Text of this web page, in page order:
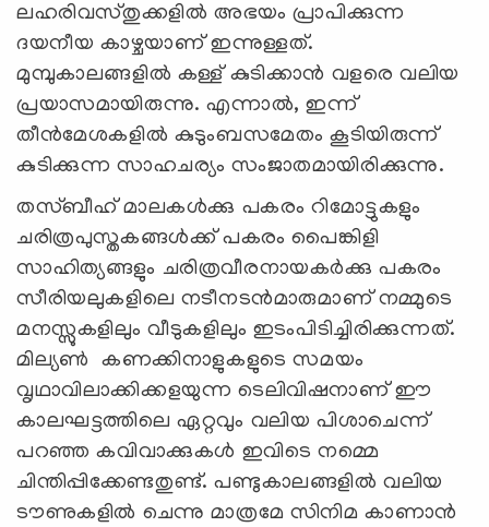
ലഹരിവസ്തുക്കളില്‍ അഭയം പ്രാപിക്കുന്ന
ദയനീയ കാഴ്ചയാണ് ഇന്നുള്ളത്.
മുമ്പുകാലങ്ങളില്‍ കള്ള് കുടിക്കാന്‍ വളരെ വലിയ
പ്രയാസമായിരുന്നു. എന്നാല്‍, ഇന്ന്
തീന്‍മേശകളില്‍ കുടുംബസമേതം കൂടിയിരുന്ന്
കുടിക്കുന്ന സാഹചര്യം സംജാതമായിരിക്കുന്നു.
തസ്ബീഹ് മാലകള്‍ക്കു പകരം റിമോട്ടുകളും
ചരിത്രപുസ്തകങ്ങള്‍ക്ക് പകരം പൈങ്കിളി
സാഹിത്യങ്ങളും ചരിത്രവീരനായകര്‍ക്കു പകരം
സീരിയലുകളിലെ നടീനടന്‍മാരുമാണ് നമ്മുടെ
മനസ്സുകളിലും വീടുകളിലും ഇടംപിടിച്ചിരിക്കുന്നത്.
മില്യണ്‍ കണക്കിനാളുകളുടെ സമയം
വൃഥാവിലാക്കിക്കളയുന്ന ടെലിവിഷനാണ് ഈ
കാലഘട്ടത്തിലെ ഏറ്റവും വലിയ പിശാചെന്ന്
പറഞ്ഞ കവിവാക്കുകള്‍ ഇവിടെ നമ്മെ
ചിന്തിപ്പിക്കേണ്ടതുണ്ട്. പണ്ടുകാലങ്ങളില്‍ വലിയ
ടൗണുകളില്‍ ചെന്നു മാത്രമേ സിനിമ കാണാന്‍